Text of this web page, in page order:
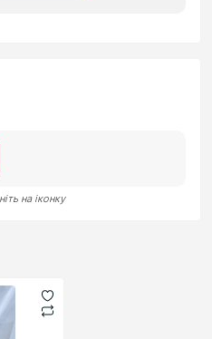
на іконку